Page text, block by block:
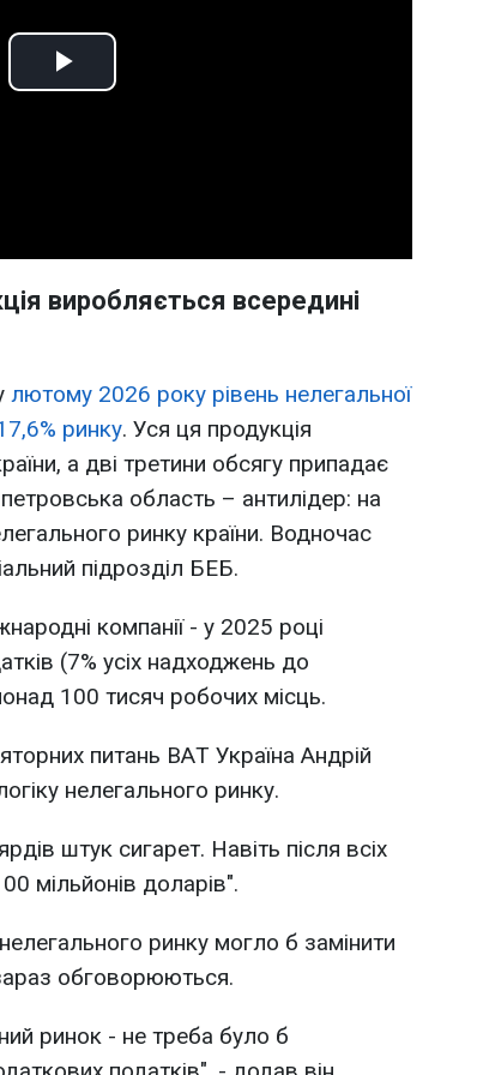
Play
виробляється всередині
лютому 2026 року рівень нелегальної
ринку. Уся ця продукція
а дві третини обсягу припадає
область – антилідер: на
ринку країни. Водночас
підрозділ БЕБ.
компанії - у 2025 році
(7% усіх надходжень до
100 тисяч робочих місць.
питань BАT Україна Андрій
нелегального ринку.
штук сигарет. Навіть після всіх
мільйонів доларів".
ринку могло б замінити
обговорюються.
ринок - не треба було б